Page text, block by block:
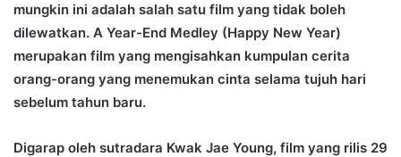
mungkin ini adalah salah satu film yang tidak boleh
dilewatkan. A Year-End Medley (Happy New Year)
merupakan film yang mengisahkan kumpulan cerita
orang-orang yang menemukan cinta selama tujuh hari
sebelum tahun baru.
Digarap oleh sutradara Kwak Jae Young, film yang rilis 29